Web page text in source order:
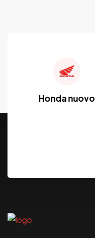
Honda nuovo